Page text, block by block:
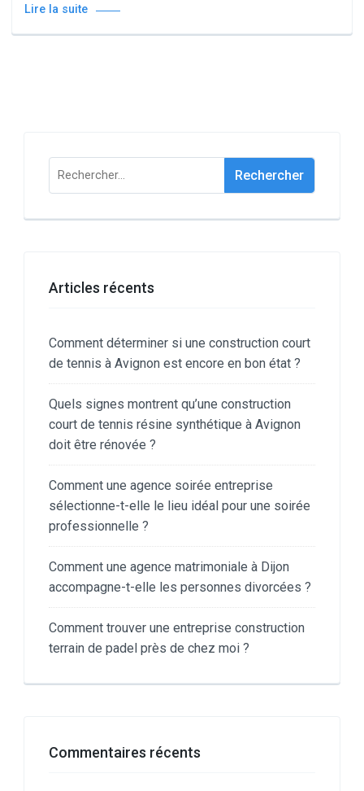
Lire la suite
Rechercher :
Articles récents
Comment déterminer si une construction court
de tennis à Avignon est encore en bon état ?
Quels signes montrent qu’une construction
court de tennis résine synthétique à Avignon
doit être rénovée ?
Comment une agence soirée entreprise
sélectionne-t-elle le lieu idéal pour une soirée
professionnelle ?
Comment une agence matrimoniale à Dijon
accompagne-t-elle les personnes divorcées ?
Comment trouver une entreprise construction
terrain de padel près de chez moi ?
Commentaires récents